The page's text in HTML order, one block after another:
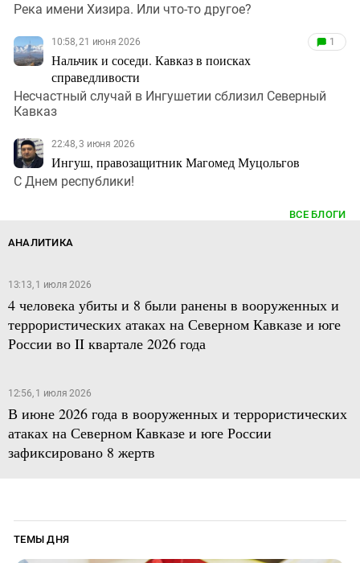
Река имени Хизира. Или что-то другое?
10:58, 21 июня 2026
Нальчик и соседи. Кавказ в поисках
справедливости
1
Несчастный случай в Ингушетии сблизил Северный
Кавказ
22:48, 3 июня 2026
Ингуш, правозащитник Магомед Муцольгов
С Днем республики!
ВСЕ БЛОГИ
АНАЛИТИКА
13:13, 1 июля 2026
4 человека убиты и 8 были ранены в вооруженных и
террористических атаках на Северном Кавказе и юге
России во II квартале 2026 года
12:56, 1 июля 2026
В июне 2026 года в вооруженных и террористических
атаках на Северном Кавказе и юге России
зафиксировано 8 жертв
ТЕМЫ ДНЯ